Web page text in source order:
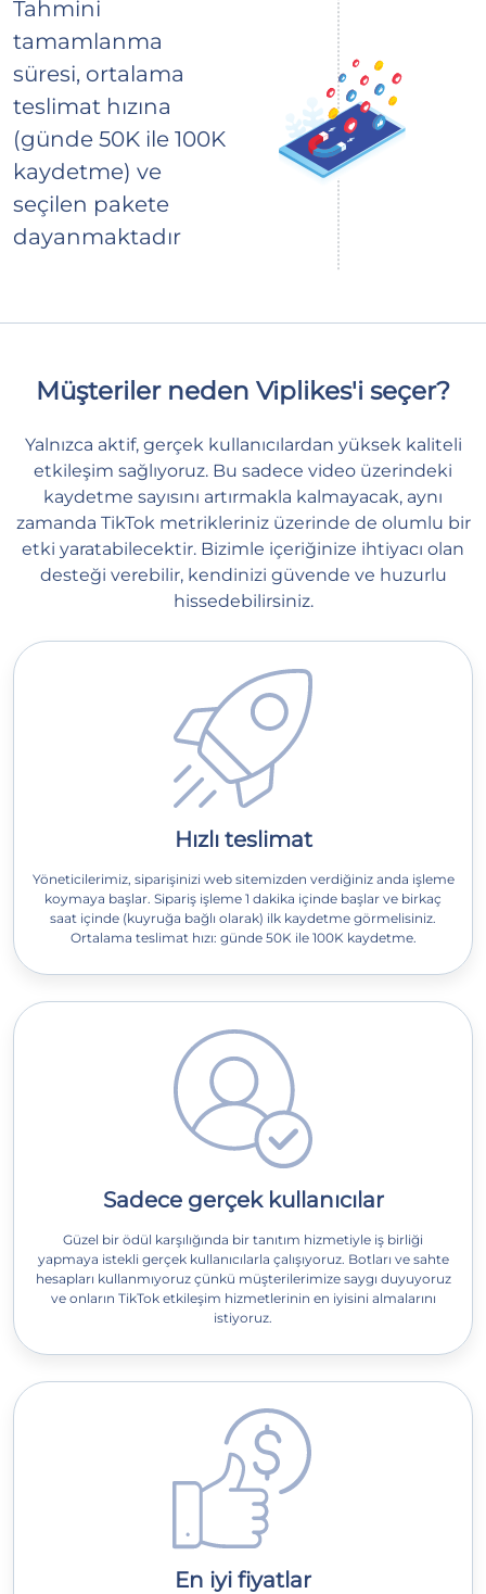
Tahmini
tamamlanma
süresi, ortalama
teslimat hızına
(günde 50K ile 100K
kaydetme) ve
seçilen pakete
dayanmaktadır
Müşteriler neden Viplikes'i seçer?
Yalnızca aktif, gerçek kullanıcılardan yüksek kaliteli
etkileşim sağlıyoruz. Bu sadece video üzerindeki
kaydetme sayısını artırmakla kalmayacak, aynı
zamanda TikTok metrikleriniz üzerinde de olumlu bir
etki yaratabilecektir. Bizimle içeriğinize ihtiyacı olan
desteği verebilir, kendinizi güvende ve huzurlu
hissedebilirsiniz.
Hızlı teslimat
Yöneticilerimiz, siparişinizi web sitemizden verdiğiniz anda işleme
koymaya başlar. Sipariş işleme 1 dakika içinde başlar ve birkaç
saat içinde (kuyruğa bağlı olarak) ilk kaydetme görmelisiniz.
Ortalama teslimat hızı: günde 50K ile 100K kaydetme.
Sadece gerçek kullanıcılar
Güzel bir ödül karşılığında bir tanıtım hizmetiyle iş birliği
yapmaya istekli gerçek kullanıcılarla çalışıyoruz. Botları ve sahte
hesapları kullanmıyoruz çünkü müşterilerimize saygı duyuyoruz
ve onların TikTok etkileşim hizmetlerinin en iyisini almalarını
istiyoruz.
En iyi fiyatlar